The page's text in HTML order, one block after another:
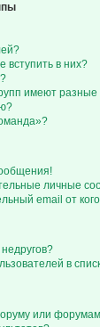
вступить в них?
имеют разные
личные
email от
в
или